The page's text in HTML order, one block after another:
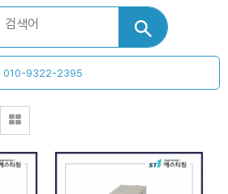
010-9322-2395